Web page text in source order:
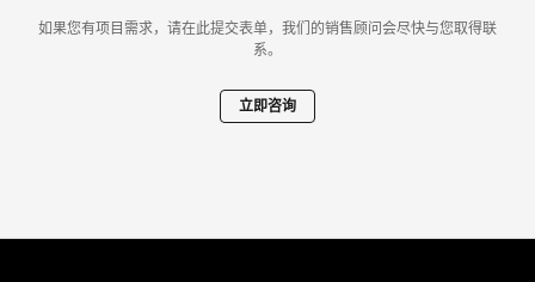
如果您有项目需求，请在此提交表单，我们的销售顾问会尽快与您取得联
系。
立即咨询